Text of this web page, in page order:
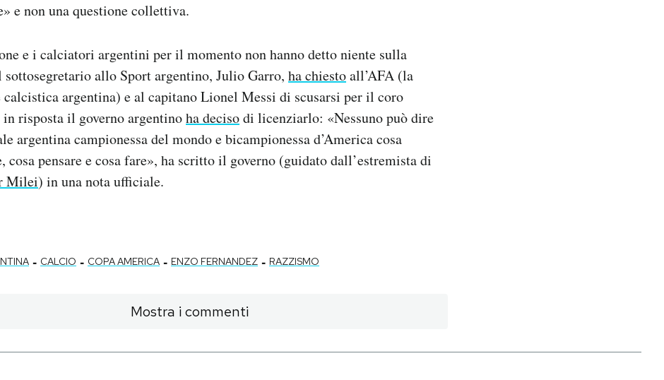
e non una questione collettiva.
e i calciatori argentini per il momento non hanno detto niente sulla
sottosegretario allo Sport argentino, Julio Garro, ha chiestoall’AFA (la
calcistica argentina) e al capitano Lionel Messi di scusarsi per il coro
risposta il governo argentinoha decisodi licenziarlo: «Nessuno può dire
argentina campionessa del mondo e bicampionessa d’America cosa
cosa pensare e cosa fare», ha scritto il governo (guidato dall’estremista di
Milei) in una nota ufficiale.
- CALCIO - COPA AMERICA - ENZO FERNANDEZ - RAZZISMO
Mostra i commenti